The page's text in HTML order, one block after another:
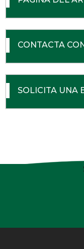
CONTACTA
SOLICITA UNA